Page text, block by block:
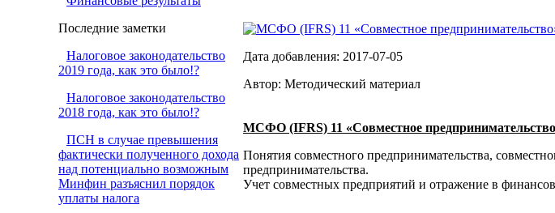
Последние заметки
Налоговое законодательство
2019 года, как это было!?
Налоговое законодательство
2018 года, как это было!?
ПСН в случае превышения
фактически полученного дохода
над потенциально возможным
Минфин разъяснил порядок
уплаты налога
МСФО (IFRS) 11 «Совместное
Дата добавления: 2017-07-05
Автор: Методический материал
МСФО (IFRS) 11 «Совместное
Понятия совместного предпринимательства,
предпринимательства.
Учет совместных предприятий и отражение в